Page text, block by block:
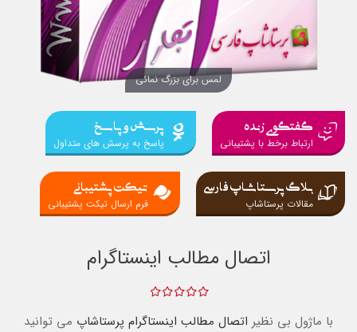
لمس برای بزرگ نمائی
گفتگوی زنده
ارتباط برخط با پشتیبانی
پرسش و پاسخ
پاسخ به پرسش های متداول
بلاگ پرستاشاپ فارسی
مقالات پرستاشاپ
تیکت پشتیبانی
فرم ارسال تیکت پشتیبانی
اتصال مطالب اینستاگرام
با ماژول بی نظیر اتصال مطالب اینستاگرام پرستاشاپ می توانید